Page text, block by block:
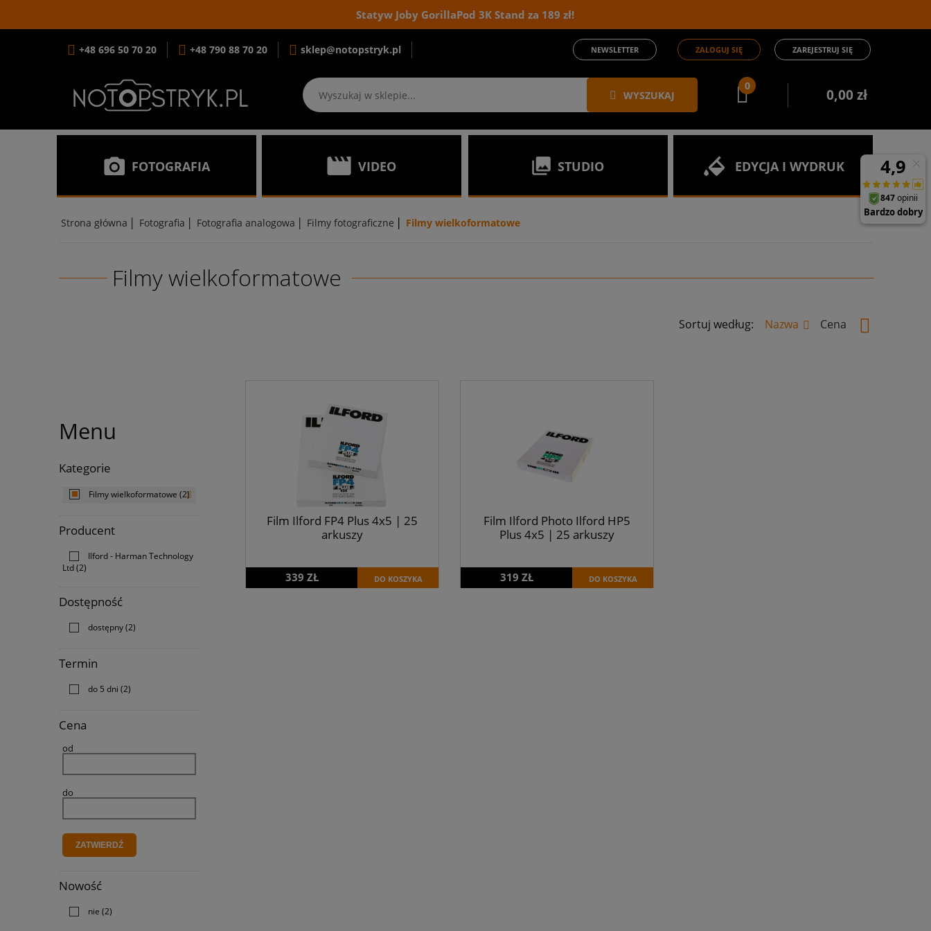
Statyw Joby GorillaPod 3K Stand za 189 zł!
+48 696 50 70 20 +48 790 88 70 20 sklep@notopstryk.pl NEWSLETTER ZALOGUJ SIĘ ZAREJESTRUJ SIĘ
WYSZUKAJ
0 0,00 zł
FOTOGRAFIA VIDEO STUDIO EDYCJA I WYDRUK
Strona główna | Fotografia | Fotografia analogowa | Filmy fotograficzne | Filmy wielkoformatowe
Filmy wielkoformatowe
Sortuj według: Nazwa Cena
Menu
Kategorie
Filmy wielkoformatowe (2)
Producent
Ilford - Harman Technology
Ltd(2)
Dostępność
dostępny(2)
Termin
do 5 dni (2)
Cena
od
do
ZATWIERDŹ
Nowość
nie (2)
Film Ilford FP4 Plus 4x5 | 25
arkuszy
339 ZŁ DO KOSZYKA
Film Ilford Photo Ilford HP5
Plus 4x5 | 25 arkuszy
319 ZŁ DO KOSZYKA